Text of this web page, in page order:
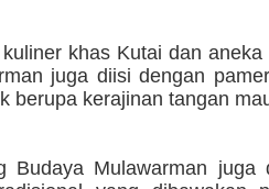
khas Kutai dan
juga diisi dengan
berupa kerajinan tangan
Budaya Mulawarman juga